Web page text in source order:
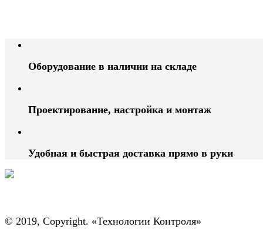
Оборудование в наличии на складе
Проектирование, настройка и монтаж
Удобная и быстрая доставка прямо в руки
© 2019, Copyright. «Технологии Контроля»